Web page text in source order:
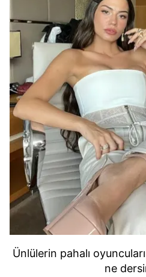
Ünlülerin pahalı
ne